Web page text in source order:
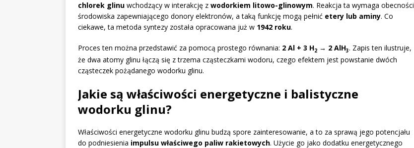
chlorek glinu wchodzący w interakcję z wodorkiem litowo-glinowym. Reakcja ta wymaga obecności
środowiska zapewniającego donory elektronów, a taką funkcję mogą pełnić etery lub aminy. Co
ciekawe, ta metoda syntezy została opracowana już w 1942 roku.
Proces ten można przedstawić za pomocą prostego równania: 2 Al + 3 H2 → 2 AlH3. Zapis ten ilustruje,
że dwa atomy glinu łączą się z trzema cząsteczkami wodoru, czego efektem jest powstanie dwóch
cząsteczek pożądanego wodorku glinu.
Jakie są właściwości energetyczne i balistyczne
wodorku glinu?
Właściwości energetyczne wodorku glinu budzą spore zainteresowanie, a to za sprawą jego potencjału
do podniesienia impulsu właściwego paliw rakietowych. Użycie go jako dodatku energetycznego